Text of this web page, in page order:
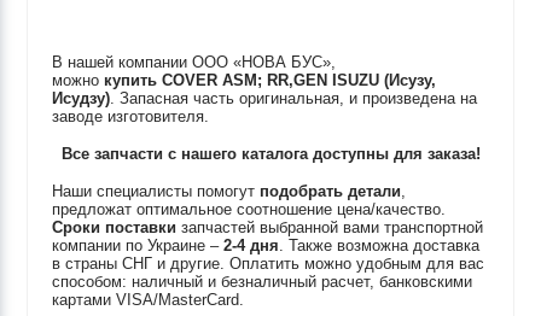
В нашей компании ООО «НОВА БУС»,
можно купитьCOVER ASM; RR,GEN
ISUZU (Исузу,
Исудзу). Запасная часть оригинальная, и произведена на
заводе изготовителя.
Все запчасти с нашего каталога доступны для заказа!
Наши специалисты помогут подобрать детали,
предложат оптимальное соотношение цена/качество.
Сроки поставки запчастей выбранной вами транспортной
компании по Украине –2-4 дня. Также возможна доставка
в страны СНГ и другие. Оплатить можно удобным для вас
способом: наличный и безналичный расчет, банковскими
картами VISA/MasterCard.